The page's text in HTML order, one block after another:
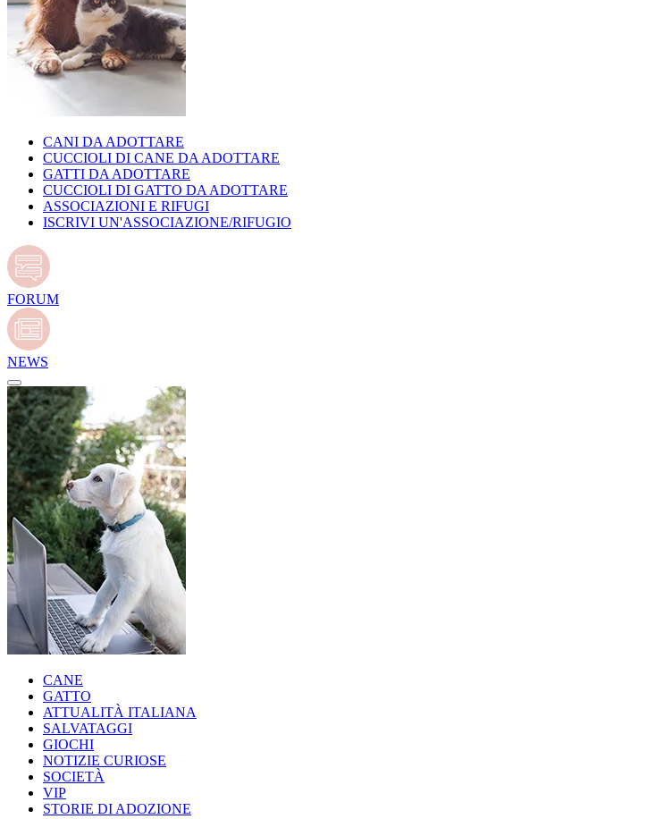
CANI DA ADOTTARE
CUCCIOLI DI CANE DA ADOTTARE
GATTI DA ADOTTARE
CUCCIOLI DI GATTO DA ADOTTARE
ASSOCIAZIONI E RIFUGI
ISCRIVI UN'ASSOCIAZIONE/RIFUGIO
FORUM
NEWS
CANE
GATTO
ATTUALITÀ ITALIANA
SALVATAGGI
GIOCHI
NOTIZIE CURIOSE
SOCIETÀ
VIP
STORIE DI ADOZIONE